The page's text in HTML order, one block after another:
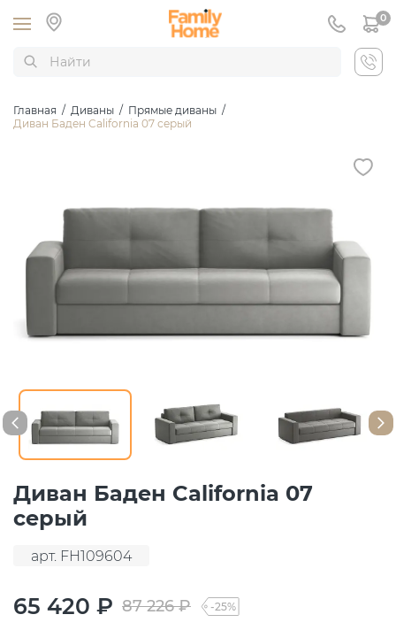
0
Главная / Диваны / Прямые диваны /
Диван Баден California 07 серый
Диван Баден California 07
серый
арт. FH109604
65 420 ₽ 87 226 ₽ -25%